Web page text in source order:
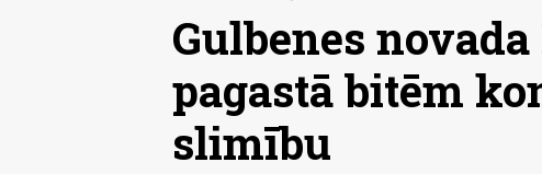
Gulbenes
pagastā bitēm
slimību